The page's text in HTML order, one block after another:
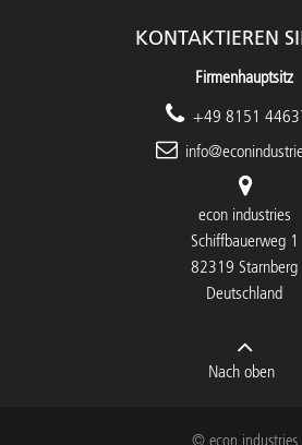
KONTAKTIEREN
Firmenhauptsitz
+49 8151
econ industries
Schiffbauerweg 1
82319 Starnberg
Deutschland
Nach oben
© econ industries